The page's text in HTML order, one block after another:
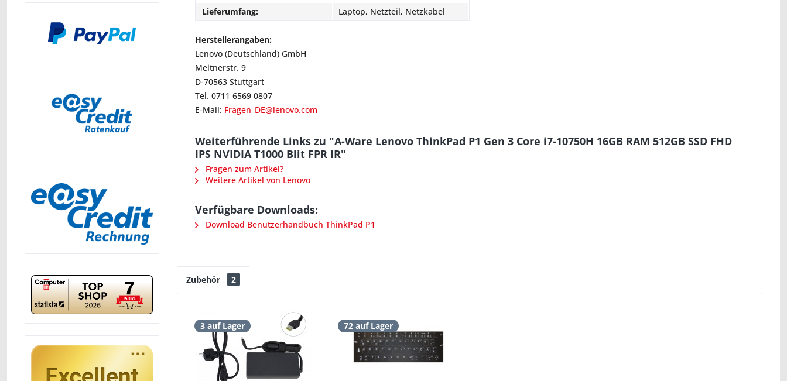
Lieferumfang:
Laptop, Netzteil, Netzkabel
Herstellerangaben:
Lenovo (Deutschland) GmbH
Meitnerstr. 9
D-70563 Stuttgart
Tel. 0711 6569 0807
E-Mail: Fragen_DE@lenovo.com
Weiterführende Links zu "A-Ware Lenovo ThinkPad P1 Gen 3 Core i7-10750H 16GB RAM 512GB SSD FHD
IPS NVIDIA T1000 Blit FPR IR"
Fragen zum Artikel?
Weitere Artikel von Lenovo
Verfügbare Downloads:
Download Benutzerhandbuch ThinkPad P1
Zubehör 2
3 auf Lager 72 auf Lager